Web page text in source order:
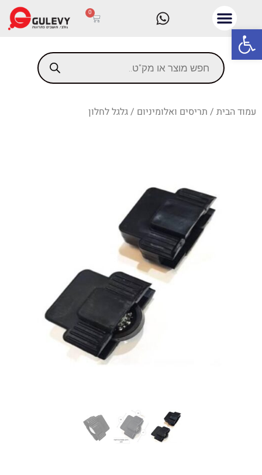
פתח סרגל נגישות
0
עמוד הבית / תריסים ואלומיניום / גלגל לחלון